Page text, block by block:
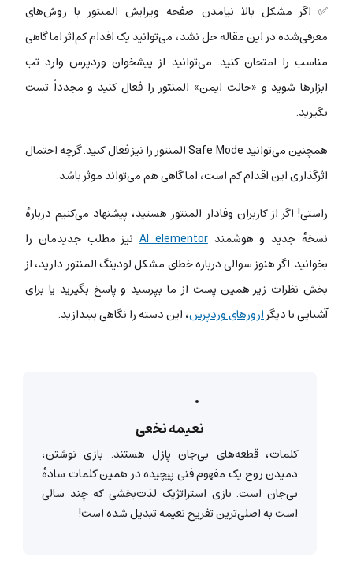
✅ اگر مشکل بالا نیامدن صفحه ویرایش المنتور با روش‌های
معرفی‌شده در این مقاله حل نشد، می‌توانید یک اقدام کم‌اثر اما گاهی
مناسب را امتحان کنید. می‌توانید از پیشخوان وردپرس وارد تب
ابزارها شوید و «حالت ایمن» المنتور را فعال کنید و مجدداً تست
بگیرید.
همچنین می‌توانید Safe Mode المنتور را نیز فعال کنید. گرچه احتمال
اثرگذاری این اقدام کم است، اما گاهی هم می‌تواند موثر باشد.
راستی! اگر از کاربران وفادار المنتور هستید، پیشنهاد می‌کنیم دربارهٔ
نسخهٔ جدید و هوشمندAI elementorنیز مطلب جدیدمان را
بخوانید. اگر هنوز سوالی درباره خطای مشکل لودینگ المنتور دارید، از
بخش نظرات زیر همین پست از ما بپرسید و پاسخ بگیرید یا برای
آشنایی با دیگرارورهای وردپرس، این دسته را نگاهی بیندازید.
نعیمه نخعی
کلمات، قطعه‌های بی‌جان پازل هستند. بازی نوشتن،
دمیدن روح یک مفهوم فنی پیچیده در همین کلمات سادهٔ
بی‌جان است. بازی استراتژیک لذت‌بخشی که چند سالی
است به اصلی‌ترین تفریح نعیمه تبدیل شده است!